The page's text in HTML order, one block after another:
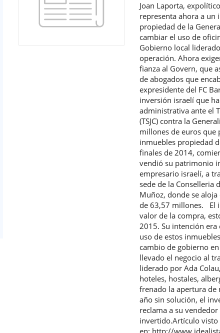
Joan Laporta,
representa ahora a
propiedad de la
cambiar el uso de
Gobierno local
operación. Ahora
fianza al Govern, que
de abogados que
expresidente del FC
inversión israelí que
administrativa ante el
(TSJC) contra la
millones de euros que
inmuebles propiedad
finales de 2014,
vendió su patrimonio
empresario israelí, a
sede de la Conselleria
Muñoz, donde se
de 63,57 millones. El
valor de la compra,
2015. Su intención
uso de estos
cambio de gobierno
llevado el negocio al
liderado por Ada
hoteles, hostales,
frenado la apertura de
año sin solución, el
reclama a su
invertido.Artículo visto
en: http://